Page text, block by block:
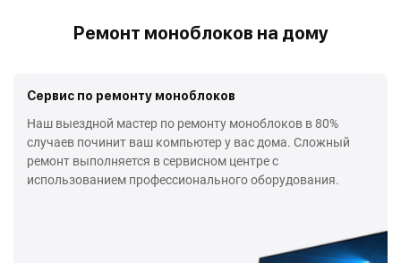
Ремонт моноблоков на дому
Сервис по ремонту моноблоков
Наш выездной мастер по ремонту моноблоков в 80%
случаев починит ваш компьютер у вас дома. Сложный
ремонт выполняется в сервисном центре с
использованием профессионального оборудования.